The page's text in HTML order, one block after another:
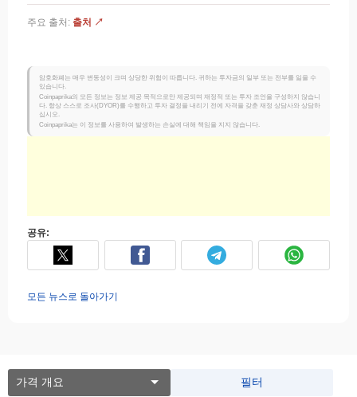
주요 출처: 출처 ↗
암호화폐는 매우 변동성이 크며 상당한 위험이 따릅니다. 귀하는 투자금의 일부 또는 전부를 잃을 수
있습니다.
Coinpaprika의 모든 정보는 정보 제공 목적으로만 제공되며 재정적 또는 투자 조언을 구성하지 않습니
다. 항상 스스로 조사(DYOR)를 수행하고 투자 결정을 내리기 전에 자격을 갖춘 재정 상담사와 상담하
십시오.
Coinpaprika는 이 정보를 사용하여 발생하는 손실에 대해 책임을 지지 않습니다.
공유:
모든 뉴스로 돌아가기
가격 개요 필터